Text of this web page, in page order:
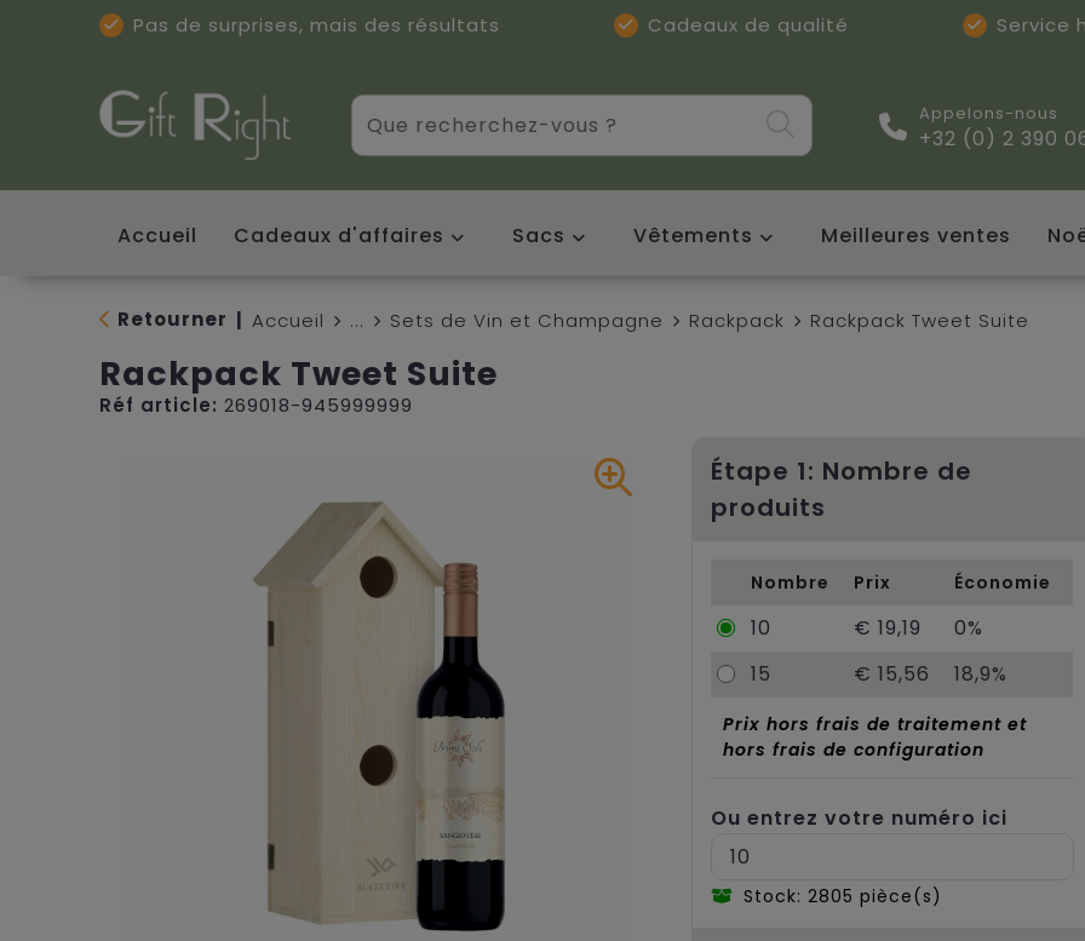
Pas de surprises, mais des résultats Cadeaux de qualité Service
Appelons-nous
+32 (0) 2 390
Accueil Cadeaux d'affaires Sacs Vêtements Meilleures ventes
Retourner Accueil ... Sets de Vin et Champagne Rackpack Rackpack Tweet Suite
Rackpack Tweet Suite
Réf article: 269018-945999999
Étape 1: Nombre de
produits
Nombre Prix Économie
10 € 19,19
0%
15
€ 15,56 18,9%
Ou entrez votre numéro ici
Stock: 2805 pièce(s)
Prix hors frais de traitement et
hors frais de configuration